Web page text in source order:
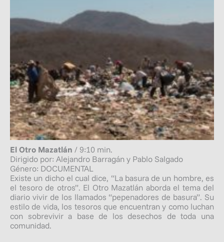
El Otro Mazatlán / 9:10 min.
Dirigido por: Alejandro Barragán y Pablo Salgado
Género: DOCUMENTAL
Existe un dicho el cual dice, “La basura de un hombre, es
el tesoro de otros”. El Otro Mazatlán aborda el tema del
diario vivir de los llamados “pepenadores de basura”. Su
estilo de vida, los tesoros que encuentran y como luchan
con sobrevivir a base de los desechos de toda una
comunidad.